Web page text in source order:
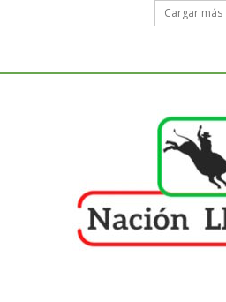
Cargar más